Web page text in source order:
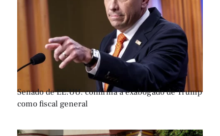
Senado de EE.UU. confirma a exabogado de Trump
como fiscal general